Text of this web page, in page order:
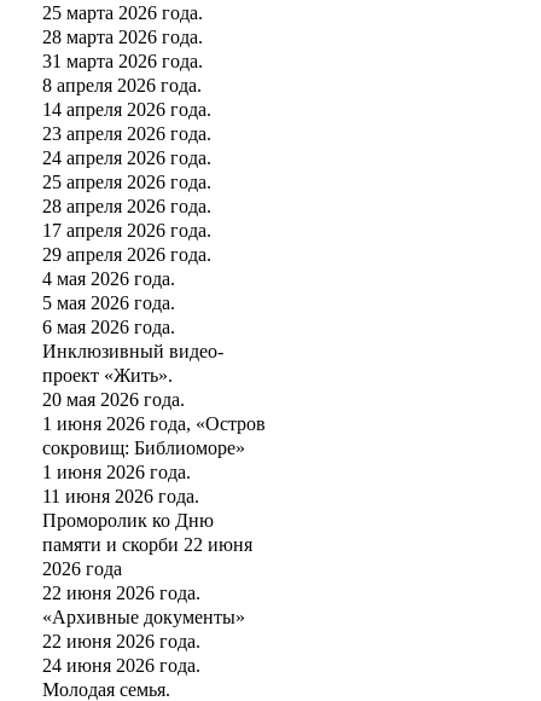
25 марта 2026 года.
28 марта 2026 года.
31 марта 2026 года.
8 апреля 2026 года.
14 апреля 2026 года.
23 апреля 2026 года.
24 апреля 2026 года.
25 апреля 2026 года.
28 апреля 2026 года.
17 апреля 2026 года.
29 апреля 2026 года.
4 мая 2026 года.
5 мая 2026 года.
6 мая 2026 года.
Инклюзивный видео-
проект «Жить».
20 мая 2026 года.
1 июня 2026 года, «Остров
сокровищ: Библиоморе»
1 июня 2026 года.
11 июня 2026 года.
Проморолик ко Дню
памяти и скорби 22 июня
2026 года
22 июня 2026 года.
«Архивные документы»
22 июня 2026 года.
24 июня 2026 года.
Молодая семья.